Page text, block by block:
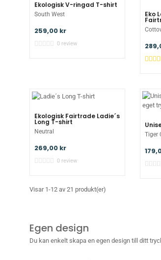
Ekologisk V-ringad T-shirt
South West
259,00 kr
0 review
Eko
Ekologisk Fairtrade Ladie´s
Long T-shirt
Neutral
269,00 kr
0 review
Tiger
Visar 1-12 av 21 produkt(er)
Egen design
Du kan enkelt skapa en egen design till ditt